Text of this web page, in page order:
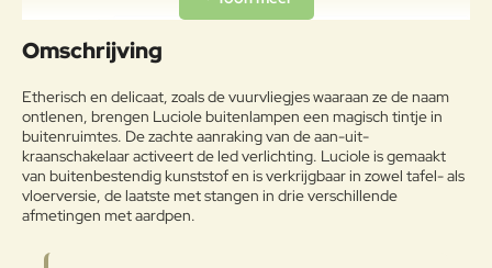
Frame
LEGERING VAN IJZER EN
OM MET HET EXCLUSIEVE
ANTICORROSIEPROCES EMU-
COAT AAN
WEERSOMSTANDIGHEDEN TE
WEERSTAAN.
Onderhoudsadvies
Uw naam:
g:
Note:HTML-code wordt niet vertaald!
Waarderin
Omschrijving
Etherisch en delicaat, zoals de vuurvliegjes waaraan ze de naam
ontlenen, brengen Luciole buitenlampen een magisch tintje in
buitenruimtes. De zachte aanraking van de aan-uit-
kraanschakelaar activeert de led verlichting. Luciole is gemaakt
van buitenbestendig kunststof en is verkrijgbaar in zowel tafel- als
vloerversie, de laatste met stangen in drie verschillende
afmetingen met aardpen.